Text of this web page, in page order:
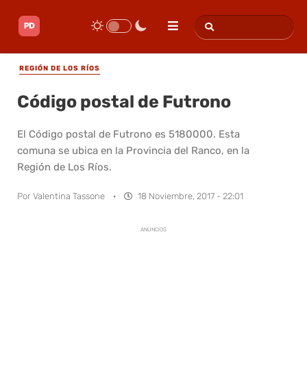
REGIÓN DE LOS RÍOS
Código postal de Futrono
El Código postal de Futrono es 5180000. Esta
comuna se ubica en la Provincia del Ranco, en la
Región de Los Ríos.
Por Valentina Tassone · 18 Noviembre, 2017 - 22:01
ANUNCIOS